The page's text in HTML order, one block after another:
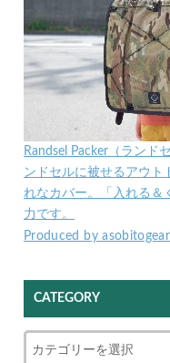
Randsel Packer（ランド
ンドセルに被せるアウト
れなカバー。「入れる＆
力です。
Produced by asobitogear
CATEGORY